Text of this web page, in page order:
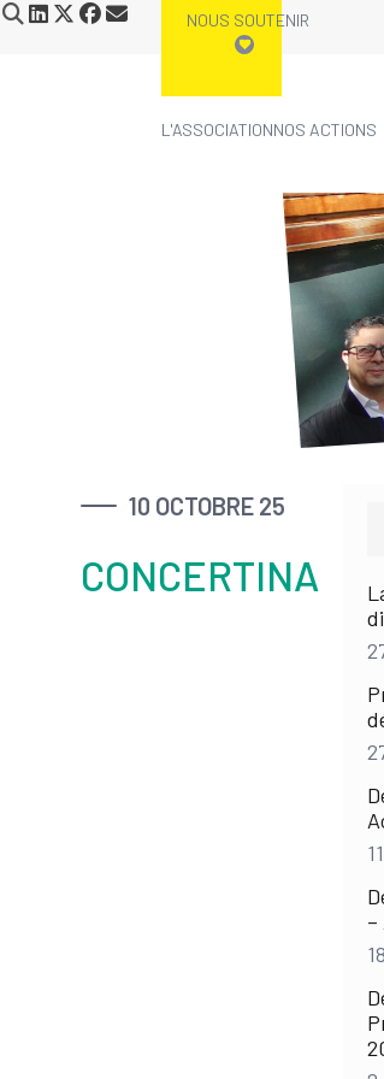
NOUS SOUTENIR
L'ASSOCIATIONNOS ACTIONS
10 OCTOBRE 25
CONCERTINA
–